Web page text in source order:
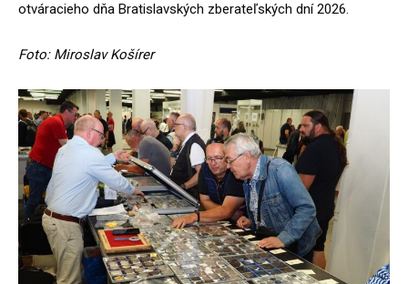
otváracieho dňa Bratislavských zberateľských dní 2026.
Foto: Miroslav Košírer